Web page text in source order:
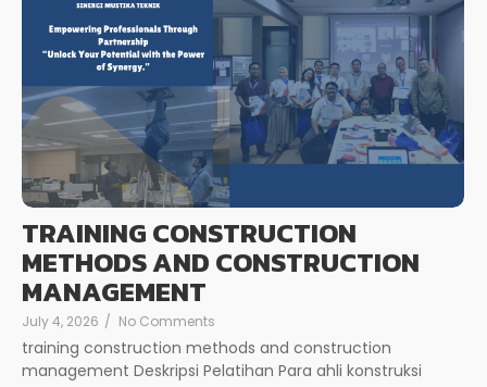
TRAINING CONSTRUCTION
METHODS AND CONSTRUCTION
MANAGEMENT
July 4, 2026 / No Comments
training construction methods and construction
management Deskripsi Pelatihan Para ahli konstruksi